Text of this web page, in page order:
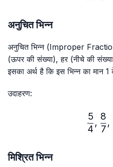
अनुचित भिन्न
अनुचित भिन्न (Improper
(ऊपर की संख्या), हर (नीचे की
इसका अर्थ है कि इस भिन्न का मान
उदाहरण:
4
5
,
7
8
,
मिश्रित भिन्न